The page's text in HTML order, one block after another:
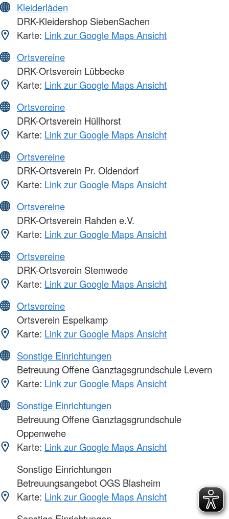
Kleiderläden
DRK-Kleidershop SiebenSachen
Karte: Link zur Google Maps Ansicht
Ortsvereine
DRK-Ortsverein Lübbecke
Karte: Link zur Google Maps Ansicht
Ortsvereine
DRK-Ortsverein Hüllhorst
Karte: Link zur Google Maps Ansicht
Ortsvereine
DRK-Ortsverein Pr. Oldendorf
Karte: Link zur Google Maps Ansicht
Ortsvereine
DRK-Ortsverein Rahden e.V.
Karte: Link zur Google Maps Ansicht
Ortsvereine
DRK-Ortsverein Stemwede
Karte: Link zur Google Maps Ansicht
Ortsvereine
Ortsverein Espelkamp
Karte: Link zur Google Maps Ansicht
Sonstige Einrichtungen
Betreuung Offene Ganztagsgrundschule Levern
Karte: Link zur Google Maps Ansicht
Sonstige Einrichtungen
Betreuung Offene Ganztagsgrundschule
Oppenwehe
Karte: Link zur Google Maps Ansicht
Sonstige Einrichtungen
Betreuungsangebot OGS Blasheim
Karte: Link zur Google Maps Ansicht